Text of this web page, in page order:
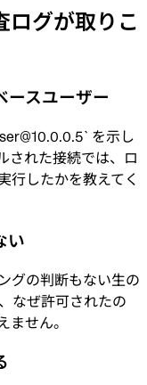
。ID。
ログが取りこ
ースユーザー
を示し
された接続では、ロ
行したかを教えてく
い
グの判断もない生の
なぜ許可されたの
ません。